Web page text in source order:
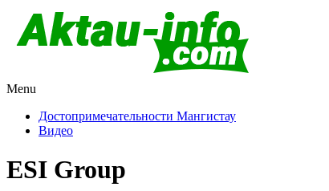
Menu
Достопримечательности Мангистау
Видео
ESI Group